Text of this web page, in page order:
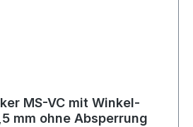
MS-VC mit Winkel-
mm ohne Absperrung